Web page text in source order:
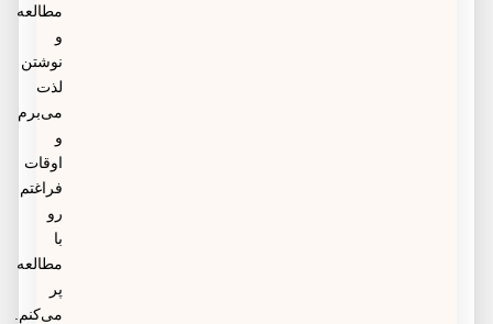
مطالعه
نوشتن
می‌برم
اوقات
فراغتم
مطالعه
می‌کنم.